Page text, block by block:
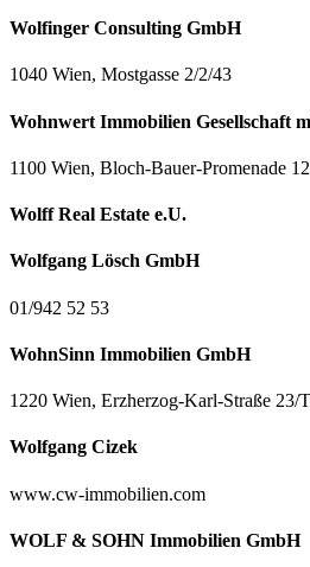
Wolfinger Consulting GmbH
1040 Wien, Mostgasse 2/2/43
Wohnwert Immobilien Gesellschaft
1100 Wien, Bloch-Bauer-Promenade
Wolff Real Estate e.U.
Wolfgang Lösch GmbH
01/942 52 53
WohnSinn Immobilien GmbH
1220 Wien, Erzherzog-Karl-Straße 23/
Wolfgang Cizek
www.cw-immobilien.com
WOLF & SOHN Immobilien GmbH